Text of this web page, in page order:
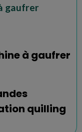
gaufrer
à gaufrer
quilling